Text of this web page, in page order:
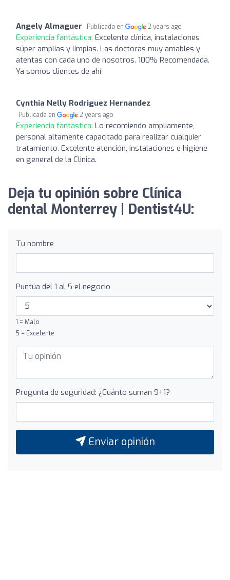
Angely Almaguer Publicada en 2 years ago
Experiencia fantástica: Excelente clínica, instalaciones
súper amplias y limpias. Las doctoras muy amables y
atentas con cada uno de nosotros. 100% Recomendada.
Ya somos clientes de ahí
Cynthia Nelly Rodriguez Hernandez
Publicada en 2 years ago
Experiencia fantástica: Lo recomiendo ampliamente,
personal altamente capacitado para realizar cualquier
tratamiento. Excelente atención, instalaciones e higiene
en general de la Clinica.
Deja tu opinión sobre Clínica
dental Monterrey | Dentist4U:
Tu nombre
Puntúa del 1 al 5 el negocio
1 = Malo
5 = Excelente
Pregunta de seguridad: ¿Cuánto suman 9+1?
Enviar opinión